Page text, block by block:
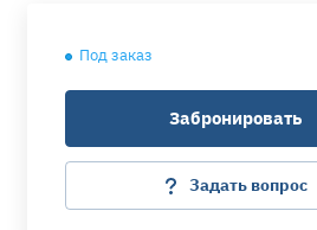
Под заказ
Забронировать
Задать вопрос